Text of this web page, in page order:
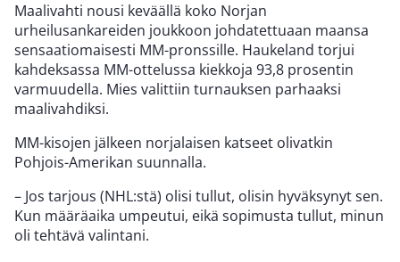
Maalivahti nousi keväällä koko Norjan
urheilusankareiden joukkoon johdatettuaan maansa
sensaatiomaisesti MM-pronssille. Haukeland torjui
kahdeksassa MM-ottelussa kiekkoja 93,8 prosentin
varmuudella. Mies valittiin turnauksen parhaaksi
maalivahdiksi.
MM-kisojen jälkeen norjalaisen katseet olivatkin
Pohjois-Amerikan suunnalla.
– Jos tarjous (NHL:stä) olisi tullut, olisin hyväksynyt sen.
Kun määräaika umpeutui, eikä sopimusta tullut, minun
oli tehtävä valintani.